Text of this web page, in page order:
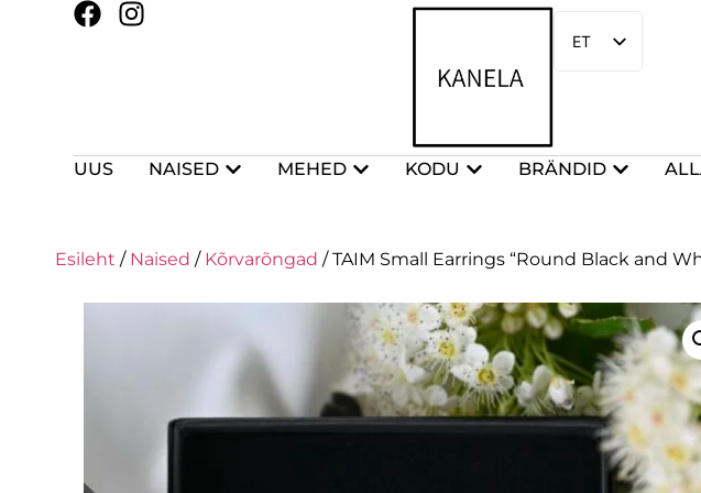
ET
EN
UUS NAISED MEHED KODU BRÄNDID
Esileht / Naised / Kõrvarõngad / TAIM Small Earrings “Round Black and